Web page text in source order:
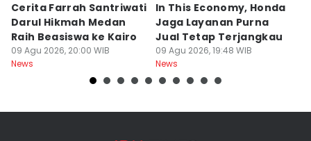
Cerita Farrah Santriwati
Darul Hikmah Medan
Raih Beasiswa ke Kairo
09 Agu 2026, 20:00 WIB
News
In This Economy, Honda
Jaga Layanan Purna
Jual Tetap Terjangkau
09 Agu 2026, 19:48 WIB
News